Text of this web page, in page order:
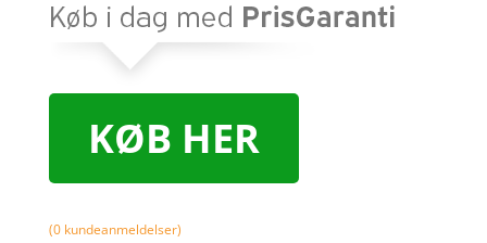
KØB HER
(0kundeanmeldelser)